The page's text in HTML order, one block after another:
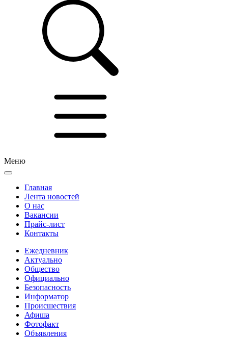
Меню
Главная
Лента новостей
О нас
Вакансии
Прайс-лист
Контакты
Ежедневник
Актуально
Общество
Официально
Безопасность
Информатор
Происшествия
Афиша
Фотофакт
Объявления